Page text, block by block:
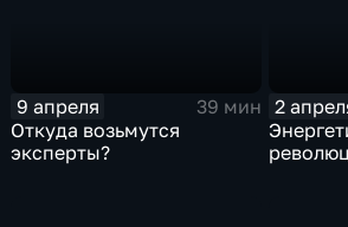
9 апреля
39 мин
Откуда возьмутся
эксперты?
2